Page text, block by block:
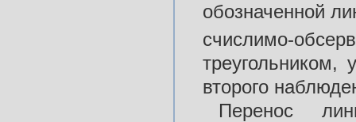
обозначенной
счислимо-
треугольником,
второго
Перенос